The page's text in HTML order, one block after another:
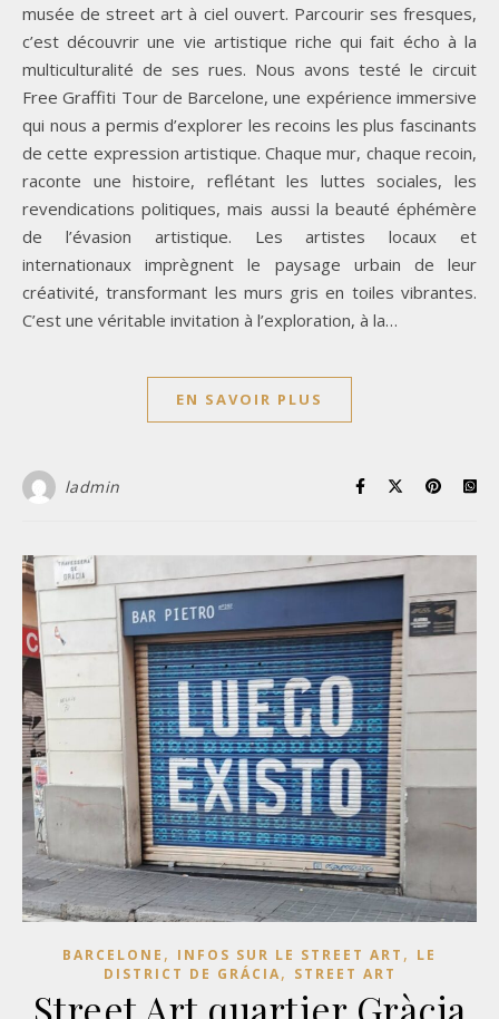
musée de street art à ciel ouvert. Parcourir ses fresques,
c’est découvrir une vie artistique riche qui fait écho à la
multiculturalité de ses rues. Nous avons testé le circuit
Free Graffiti Tour de Barcelone, une expérience immersive
qui nous a permis d’explorer les recoins les plus fascinants
de cette expression artistique. Chaque mur, chaque recoin,
raconte une histoire, reflétant les luttes sociales, les
revendications politiques, mais aussi la beauté éphémère
de l’évasion artistique. Les artistes locaux et
internationaux imprègnent le paysage urbain de leur
créativité, transformant les murs gris en toiles vibrantes.
C’est une véritable invitation à l’exploration, à la…
EN SAVOIR PLUS
ladmin
BARCELONE , INFOS SUR LE STREET ART , LE
DISTRICT DE GRÁCIA, STREET ART
Street Art quartier Gràcia